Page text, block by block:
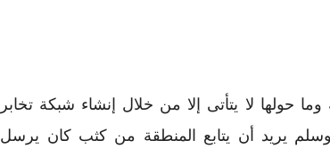
حولها لا يتأتى إلا من خلال إنشاء شبكة تخابر
يريد أن يتابع المنطقة من كثب كان يرسل